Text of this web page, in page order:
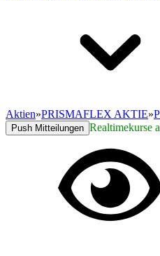
Aktien»PRISMAFLEX AKTIE»
Push Mitteilungen Realtimekurse